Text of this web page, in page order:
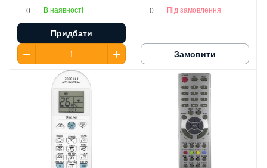
0 В наявності
Придбати
0 Під замовлення
Замовити